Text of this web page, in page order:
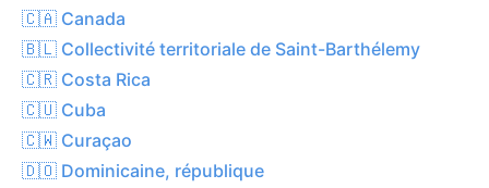
🇨🇦 Canada
🇧🇱 Collectivité territoriale de Saint-Barthélemy
🇨🇷 Costa Rica
🇨🇺 Cuba
🇨🇼 Curaçao
🇩🇴 Dominicaine, république